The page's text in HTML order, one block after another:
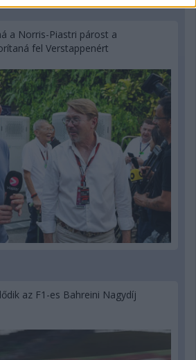
a Norris-Piastri párost a
fel Verstappenért
az F1-es Bahreini Nagydíj